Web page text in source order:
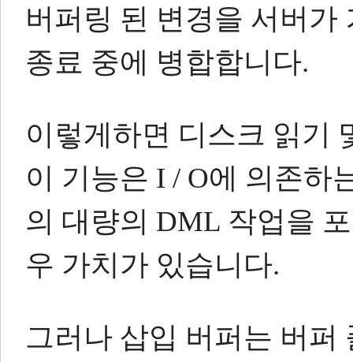
버퍼링 된 변경을 서버가
종료 중에 병합합니다.
이렇게하면 디스크 읽기
이 기능은 I / O에 의존하
의 대량의 DML 작업을
우 가치가 있습니다.
그러나 삽입 버퍼는 버퍼